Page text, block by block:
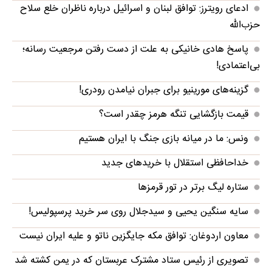
ادعای رویترز: توافق لبنان و اسرائیل درباره ناظران خلع سلاح
حزب‌الله
پاسخ هادی خانیکی به علت از دست رفتن مرجعیت رسانه؛
بی‌اعتمادی!
گزینه‌های مورینیو برای جبران نیامدن رودری!
قیمت بازگشایی تنگه هرمز چقدر است؟
ونس: ما در میانه بازی جنگ با ایران هستیم
خداحافظی استقلال با خریدهای جدید
ستاره لیگ برتر در تور قرمزها
سایه سنگین یحیی و سیدجلال روی سر خرید پرسپولیس!
معاون اردوغان: توافق مکه جایگزین ناتو و علیه ایران نیست
تصویری از رئیس ستاد مشترک عربستان که در یمن کشته شد